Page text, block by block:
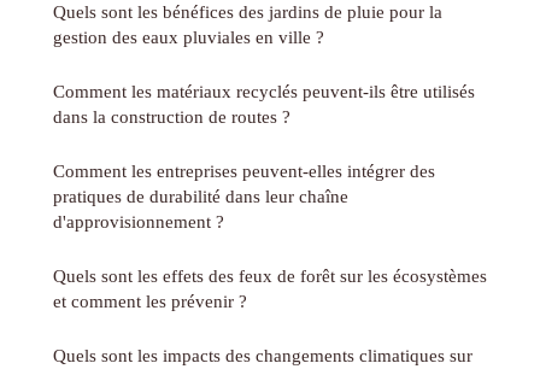
Quels sont les bénéfices des jardins de pluie pour la
gestion des eaux pluviales en ville ?
Comment les matériaux recyclés peuvent-ils être utilisés
dans la construction de routes ?
Comment les entreprises peuvent-elles intégrer des
pratiques de durabilité dans leur chaîne
d'approvisionnement ?
Quels sont les effets des feux de forêt sur les écosystèmes
et comment les prévenir ?
Quels sont les impacts des changements climatiques sur